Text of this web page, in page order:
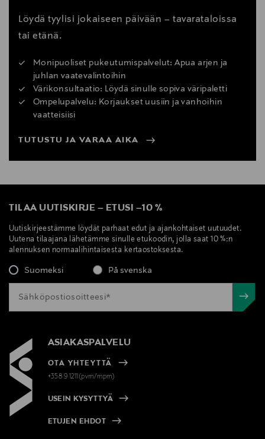
Löydä tyylisi jokaiseen päivään – tavarataloissa
tai etänä.
Monipuoliset pukeutumispalvelut: Apua arjen ja
juhlan vaatevalintoihin
Värikonsultaatio: Löydä sinulle sopiva väripaletti
Ompelupalvelu: Korjaukset uusiin ja vanhoihin
vaatteisiisi
TUTUSTU JA VARAA AIKA
TILAA UUTISKIRJE – ETUSI –10 %
Uutiskirjeestämme löydät parhaat edut ja ajankohtaiset uutuudet.
Uutena tilaajana lähetämme sinulle etukoodin, jolla saat 10 %:n
alennuksen normaalihintaisesta kertaostoksesta.
Suomeksi På svenska
ASIAKASPALVELU
OTA YHTEYTTÄ
+358 9 1211(pvm/mpm)
USEIN KYSYTTYÄ
ETUJEN EHDOT